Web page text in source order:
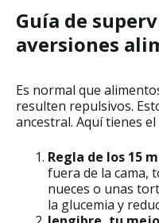
Guía de
aversiones
Es normal que
resulten repulsivos.
ancestral. Aquí tienes
Regla de los 15
fuera de la cama,
nueces o unas
la glucemia y